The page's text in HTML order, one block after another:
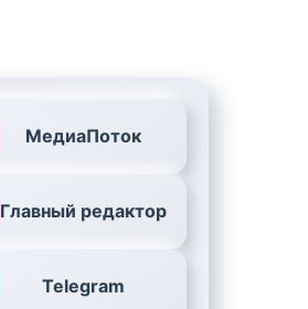
МедиаПоток
Главный редактор
Telegram